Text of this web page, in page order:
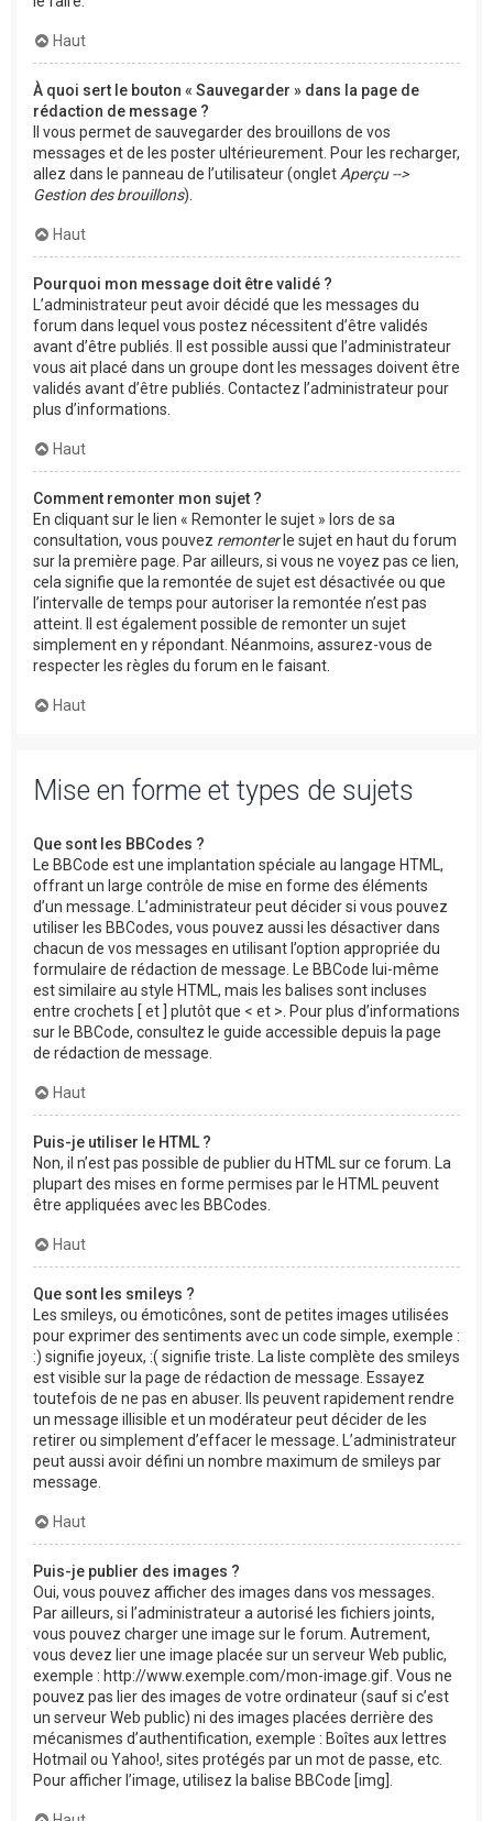
Haut
À quoi sert le bouton « Sauvegarder » dans la page de
rédaction de message ?
Il vous permet de sauvegarder des brouillons de vos
messages et de les poster ultérieurement. Pour les recharger,
allez dans le panneau de l’utilisateur (onglet Aperçu -->
Gestion des brouillons).
Haut
Pourquoi mon message doit être validé ?
L’administrateur peut avoir décidé que les messages du
forum dans lequel vous postez nécessitent d’être validés
avant d’être publiés. Il est possible aussi que l’administrateur
vous ait placé dans un groupe dont les messages doivent être
validés avant d’être publiés. Contactez l’administrateur pour
plus d’informations.
Haut
Comment remonter mon sujet ?
En cliquant sur le lien « Remonter le sujet » lors de sa
consultation, vous pouvez remonterle sujet en haut du forum
sur la première page. Par ailleurs, si vous ne voyez pas ce lien,
cela signifie que la remontée de sujet est désactivée ou que
l’intervalle de temps pour autoriser la remontée n’est pas
atteint. Il est également possible de remonter un sujet
simplement en y répondant. Néanmoins, assurez-vous de
respecter les règles du forum en le faisant.
Haut
Mise en forme et types de sujets
Que sont les BBCodes ?
Le BBCode est une implantation spéciale au langage HTML,
offrant un large contrôle de mise en forme des éléments
d’un message. L’administrateur peut décider si vous pouvez
utiliser les BBCodes, vous pouvez aussi les désactiver dans
chacun de vos messages en utilisant l’option appropriée du
formulaire de rédaction de message. Le BBCode lui-même
est similaire au style HTML, mais les balises sont incluses
entre crochets [ et ] plutôt que < et >. Pour plus d’informations
sur le BBCode, consultez le guide accessible depuis la page
de rédaction de message.
Haut
Puis-je utiliser le HTML ?
Non, il n’est pas possible de publier du HTML sur ce forum. La
plupart des mises en forme permises par le HTML peuvent
être appliquées avec les BBCodes.
Haut
Que sont les smileys ?
Les smileys, ou émoticônes, sont de petites images utilisées
pour exprimer des sentiments avec un code simple, exemple :
:) signifie joyeux, :( signifie triste. La liste complète des smileys
est visible sur la page de rédaction de message. Essayez
toutefois de ne pas en abuser. Ils peuvent rapidement rendre
un message illisible et un modérateur peut décider de les
retirer ou simplement d’effacer le message. L’administrateur
peut aussi avoir défini un nombre maximum de smileys par
message.
Haut
Puis-je publier des images ?
Oui, vous pouvez afficher des images dans vos messages.
Par ailleurs, si l’administrateur a autorisé les fichiers joints,
vous pouvez charger une image sur le forum. Autrement,
vous devez lier une image placée sur un serveur Web public,
exemple : http://www.exemple.com/mon-image.gif. Vous ne
pouvez pas lier des images de votre ordinateur (sauf si c’est
un serveur Web public) ni des images placées derrière des
mécanismes d’authentification, exemple : Boîtes aux lettres
Hotmail ou Yahoo!, sites protégés par un mot de passe, etc.
Pour afficher l’image, utilisez la balise BBCode [img].